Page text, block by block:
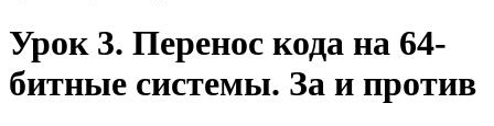
Урок 3. Перенос кода на 64-
битные системы. За и против